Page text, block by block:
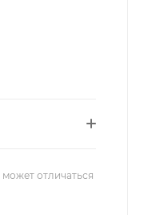
отличаться